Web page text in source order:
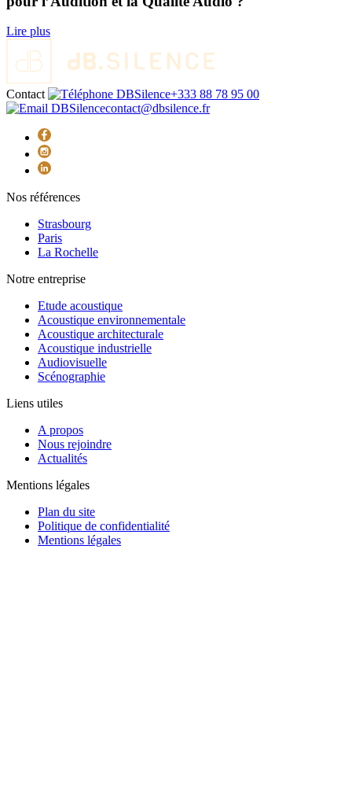
Lire plus
Contact
+333 88 78 95 00
contact@dbsilence.fr
Nos références
Strasbourg
Paris
La Rochelle
Notre entreprise
Etude acoustique
Acoustique environnementale
Acoustique architecturale
Acoustique industrielle
Audiovisuelle
Scénographie
Liens utiles
A propos
Nous rejoindre
Actualités
Mentions légales
Plan du site
Politique de confidentialité
Mentions légales